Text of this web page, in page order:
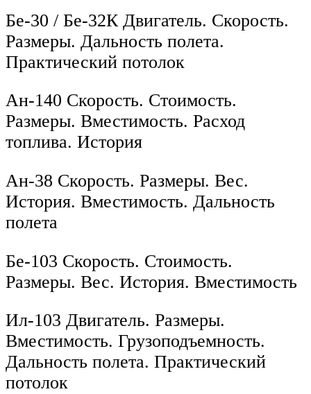
Бе-30 / Бе-32К Двигатель. Скорость.
Размеры. Дальность полета.
Практический потолок
Ан-140 Скорость. Стоимость.
Размеры. Вместимость. Расход
топлива. История
Ан-38 Скорость. Размеры. Вес.
История. Вместимость. Дальность
полета
Бe-103 Скорость. Стоимость.
Размеры. Вес. История. Вместимость
Ил-103 Двигатель. Размеры.
Вместимость. Грузоподъемность.
Дальность полета. Практический
потолок